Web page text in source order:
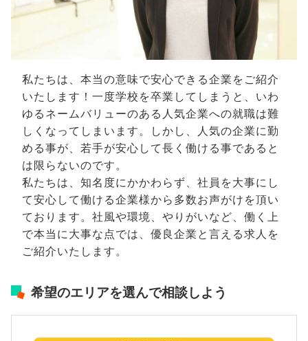
私たちは、本当の意味で安心できる企業をご紹介
いたします！一度学校を卒業してしまうと、いわ
ゆるネームバリューのある人気企業への就職は難
しくなってしまいます。しかし、人気の企業に勤
める事が、若手が安心して長く働ける事であると
は限らないのです。
私たちは、知名度にかかわらず、社員を大事にし
て安心して働ける企業様から多数お声がけを頂い
ております。社風や環境、やりがいなど、働く上
で本当に大事な点では、優良企業と言える求人を
ご紹介いたします。
希望のエリアを選んで相談しよう